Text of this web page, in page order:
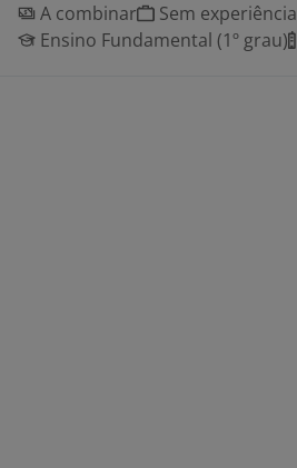
A combinar
Sem experiência
Ensino Fundamental (1º grau)